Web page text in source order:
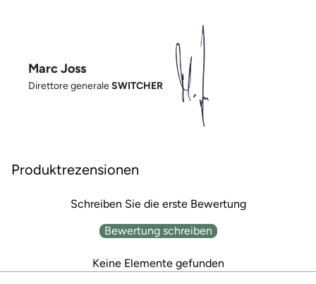
Marc Joss
Direttore generaleSWITCHER
Produktrezensionen
Schreiben Sie die erste Bewertung
Bewertung schreiben
Keine Elemente gefunden